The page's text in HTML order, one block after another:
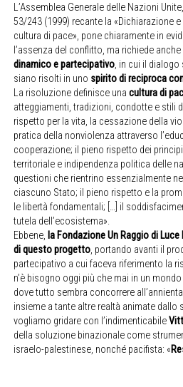
L’Assemblea Generale delle Nazioni
53/243 (1999) recante la «Dichiarazione
cultura di pace», pone chiaramente in
l’assenza del conflitto, ma richiede
dinamico e partecipativo, in cui il
siano risolti in uno spirito di reciproca
La risoluzione definisce unacultura di
atteggiamenti, tradizioni, condotte e stili
rispetto per la vita, la cessazione della
pratica della nonviolenza attraverso
cooperazione; il pieno rispetto dei
territoriale e indipendenza politica delle
questioni che rientrino essenzialmente
ciascuno Stato; il pieno rispetto e la
le libertà fondamentali; […] il
tutela dell’ecosistema».
Ebbene, la Fondazione Un Raggio di
di questo progetto, portando avanti il
partecipativo a cui faceva riferimento la
n’è bisogno oggi più che mai in un
dove tutto sembra concorrere
insieme a tante altre realtà animate
vogliamo gridare con l’indimenticabile
della soluzione binazionale come
israelo-palestinese, nonché pacifista: «